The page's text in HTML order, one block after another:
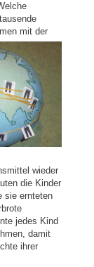
mit der
wieder
die Kinder
sie ernteten
jedes Kind
damit
ihrer